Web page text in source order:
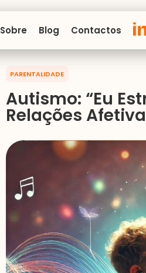
Sobre Blog Contactos
PARENTALIDADE
Autismo: “Eu
Relações